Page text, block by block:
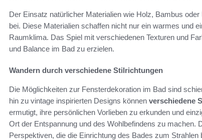
Der Einsatz natürlicher Materialien wie Holz, Bambus
bei. Diese Materialien schaffen nicht nur ein warmes und
Raumklima. Das Spiel mit verschiedenen Texturen und
und Balance im Bad zu erzielen.
Wandern durch verschiedene Stilrichtungen
Die Möglichkeiten zur Fensterdekoration im Bad sind
hin zu vintage inspirierten Designs können verschiedene
ermutigt, ihre persönlichen Vorlieben zu erkunden und
Ort der Entspannung und des Wohlbefindens zu machen.
Perspektiven, die die Einrichtung des Bades zum Strahlen